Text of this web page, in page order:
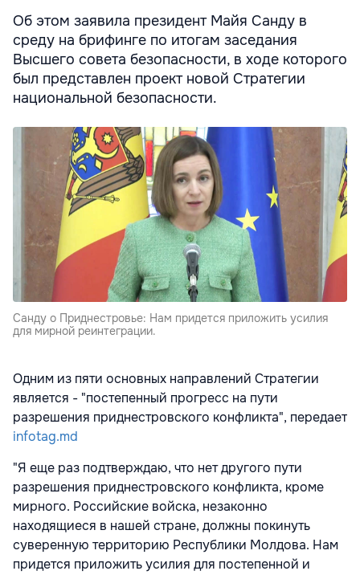
Об этом заявила президент Майя Санду в
среду на брифинге по итогам заседания
Высшего совета безопасности, в ходе которого
был представлен проект новой Стратегии
национальной безопасности.
Санду о Приднестровье: Нам придется приложить усилия
для мирной реинтеграции.
Одним из пяти основных направлений Стратегии
является - "постепенный прогресс на пути
разрешения приднестровского конфликта", передает
infotag.md
"Я еще раз подтверждаю, что нет другого пути
разрешения приднестровского конфликта, кроме
мирного. Российские войска, незаконно
находящиеся в нашей стране, должны покинуть
суверенную территорию Республики Молдова. Нам
придется приложить усилия для постепенной и